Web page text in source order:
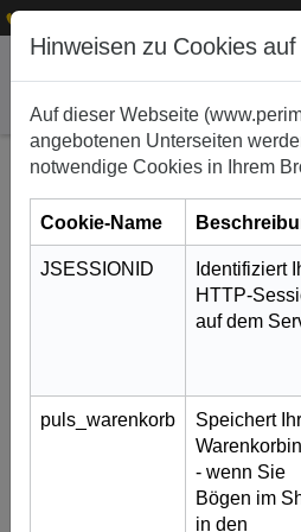
Vasovasostomie /
1. Dezember 2023
Die Durchtrennung der
Sterilisation wird in
Hinweisen zu Cookies
Auf dieser Webseite
angebotenen Unterseiten
notwendige Cookies in Ihrem
Cookie-Name
JSESSIONID
Identifiziert
HTTP-
auf dem
puls_warenkorb
Speichert
- wenn Sie
Bögen im
in den